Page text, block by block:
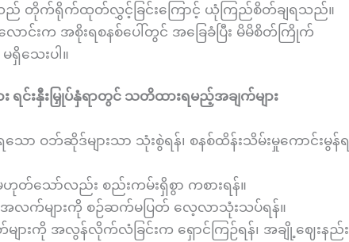
းသည် တိုက်ရိုက်ထုတ်လွှင့်ခြင်းကြောင့် ယုံကြည်စိတ်ချရသည်။
ာင်းက အစိုးရစနစ်ပေါ်တွင် အခြေခံပြီး မိမိစိတ်ကြိုက်
မရှိသေးပါ။
း ရင်းနှီးမြှုပ်နှံရာတွင် သတိထားရမည့်အချက်များ
ာ ဝဘ်ဆိုဒ်များသာ သုံးစွဲရန်၊ စနစ်ထိန်းသိမ်းမှုကောင်းမွန်ရ
ဟုတ်သော်လည်း စည်းကမ်းရှိစွာ ကစားရန်။
လက်များကို စဉ်ဆက်မပြတ် လေ့လာသုံးသပ်ရန်။
များကို အလွန်လိုက်လံခြင်းက ရှောင်ကြဉ်ရန်၊ အချို့ဈေးနည်း